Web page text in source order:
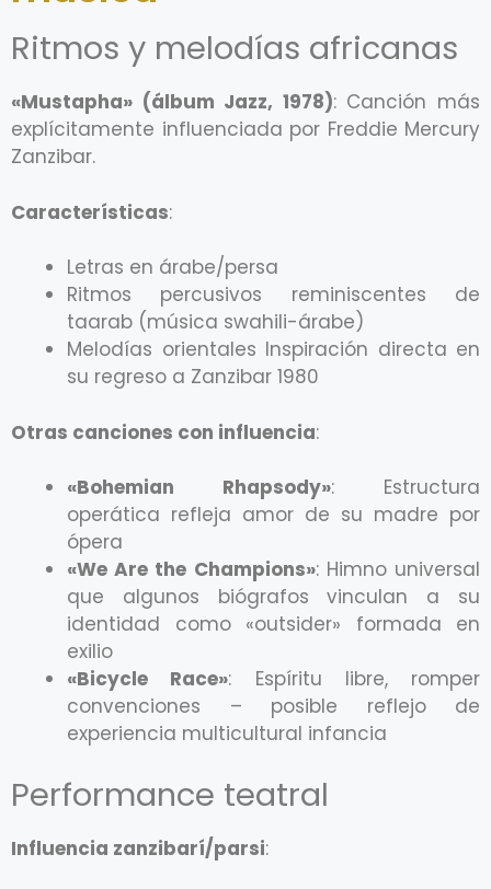
Ritmos y melodías africanas
«Mustapha» (álbum Jazz, 1978): Canción más
explícitamente influenciada por Freddie Mercury
Zanzibar.
Características:
Letras en árabe/persa
Ritmos percusivos reminiscentes de
taarab (música swahili-árabe)
Melodías orientales Inspiración directa en
su regreso a Zanzibar 1980
Otras canciones con influencia:
«Bohemian Rhapsody»: Estructura
operática refleja amor de su madre por
ópera
«We Are the Champions»: Himno universal
que algunos biógrafos vinculan a su
identidad como «outsider» formada en
exilio
«Bicycle Race»: Espíritu libre, romper
convenciones – posible reflejo de
experiencia multicultural infancia
Performance teatral
Influencia zanzibarí/parsi: